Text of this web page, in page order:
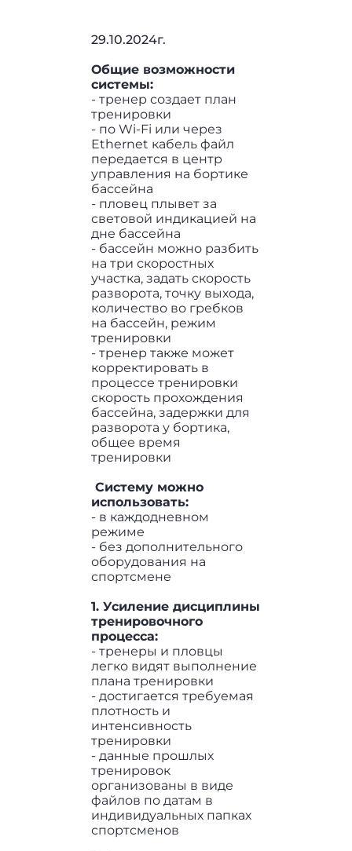
29.10.2024г.
Общие возможности
системы:
- тренер создает план
тренировки
- по Wi-Fi или через
Ethernet кабель файл
передается в центр
управления на бортике
бассейна
- пловец плывет за
световой индикацией на
дне бассейна
- бассейн можно разбить
на три скоростных
участка, задать скорость
разворота, точку выхода,
количество во гребков
на бассейн, режим
тренировки
- тренер также может
корректировать в
процессе тренировки
скорость прохождения
бассейна, задержки для
разворота у бортика,
общее время
тренировки
Систему можно
использовать:
- в каждодневном
режиме
- без дополнительного
оборудования на
спортсмене
1. Усиление дисциплины
тренировочного
процесса:
- тренеры и пловцы
легко видят выполнение
плана тренировки
- достигается требуемая
плотность и
интенсивность
тренировки
- данные прошлых
тренировок
организованы в виде
файлов по датам в
индивидуальных папках
спортсменов